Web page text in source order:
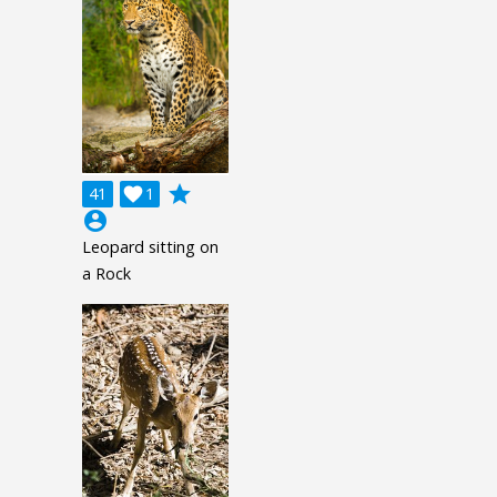
41 1

grade
account_circle
Leopard sitting on
a Rock